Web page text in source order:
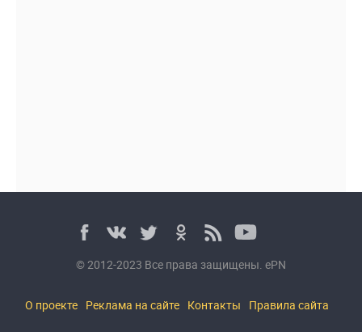
© 2012-2023 Все права защищены. ePN
О проекте Реклама на сайте Контакты Правила сайта